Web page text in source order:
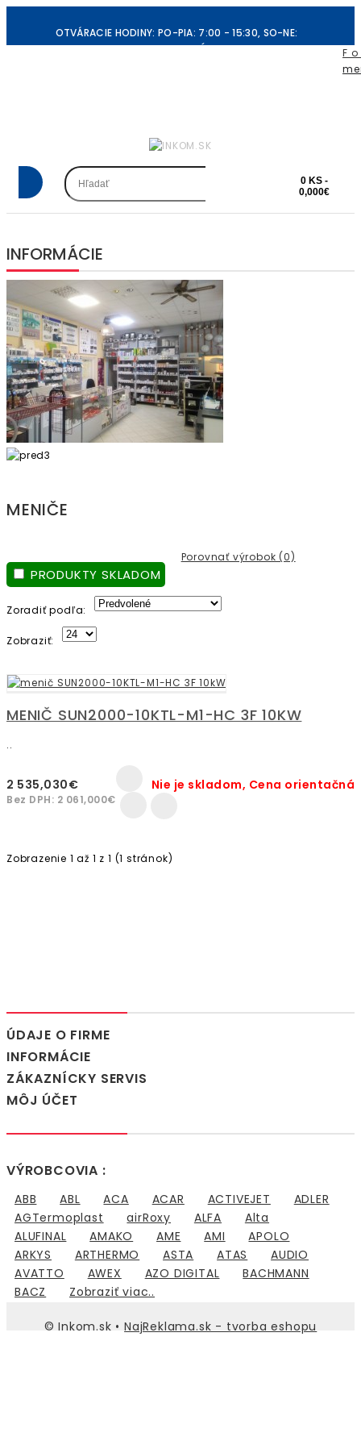
OTVÁRACIE HODINY: PO-PIA: 7:00 - 15:30, SO-NE:
ZATVORENÉ
0 KS -
0,000€
F
INFORMÁCIE
MENIČE
PRODUKTY SKLADOM
Porovnať výrobok (0)
Zoradiť podľa:
Zobraziť:
MENIČ SUN2000-10KTL-M1-HC 3F 10KW
..
2 535,030€
Bez DPH: 2 061,000€
Nie je skladom, Cena orientačná
Zobrazenie 1 až 1 z 1 (1 stránok)
ÚDAJE O FIRME
INFORMÁCIE
ZÁKAZNÍCKY SERVIS
MÔJ ÚČET
VÝROBCOVIA :
ABB ABL ACA ACAR ACTIVEJET
ADLER
AGTermoplast
airRoxy ALFA
Alta
ALUFINAL
AMAKO AME AMI
APOLO
ARKYS
ARTHERMO ASTA ATAS
AUDIO
AVATTO
AWEX AZO DIGITAL
BACHMANN
BACZ
Zobraziť viac..
© Inkom.sk •NajReklama.sk - tvorba eshopu